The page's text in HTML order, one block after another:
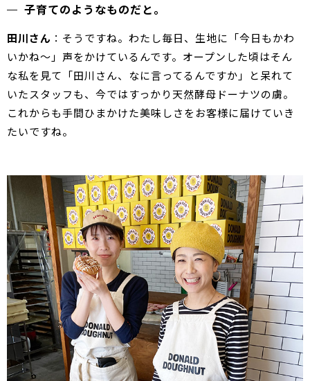
子育てのようなものだと。
田川さん ：そうですね。わたし毎日、生地に「今日もかわ
いかね〜」声をかけているんです。オープンした頃はそん
な私を見て「田川さん、なに言ってるんですか」と呆れて
いたスタッフも、今ではすっかり天然酵母ドーナツの虜。
これからも手間ひまかけた美味しさをお客様に届けていき
たいですね。